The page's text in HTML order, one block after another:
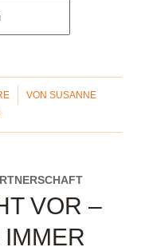
VONSUSANNE
VOR –